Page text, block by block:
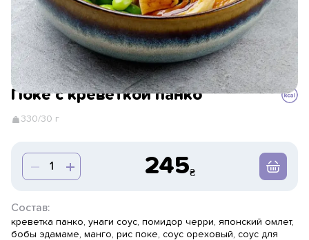
Поке с креветкой панко
330/30 г
245
Состав:
креветка панко, унаги соус, помидор черри, японский омлет,
бобы эдамаме, манго, рис поке, соус ореховый, соус для